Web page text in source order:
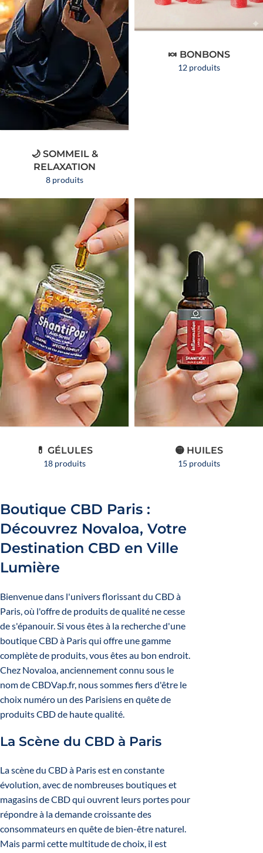
🌙 SOMMEIL &
RELAXATION
8 produits
🍬 BONBONS
12 produits
💊 GÉLULES
18 produits
🟡 HUILES
15 produits
Boutique CBD Paris :
Découvrez Novaloa, Votre
Destination CBD en Ville
Lumière
Bienvenue dans l'univers florissant du CBD à
Paris, où l'offre de produits de qualité ne cesse
de s'épanouir. Si vous êtes à la recherche d'une
boutique CBD à Paris qui offre une gamme
complète de produits, vous êtes au bon endroit.
Chez Novaloa, anciennement connu sous le
nom de CBDVap.fr, nous sommes fiers d'être le
choix numéro un des Parisiens en quête de
produitsCBDde haute qualité.
La Scène du CBD à Paris
La scène du CBD à Paris est en constante
évolution, avec de nombreuses boutiques et
magasins de CBD qui ouvrent leurs portes pour
répondre à la demande croissante des
consommateurs en quête de bien-être naturel.
Mais parmi cette multitude de choix, il est